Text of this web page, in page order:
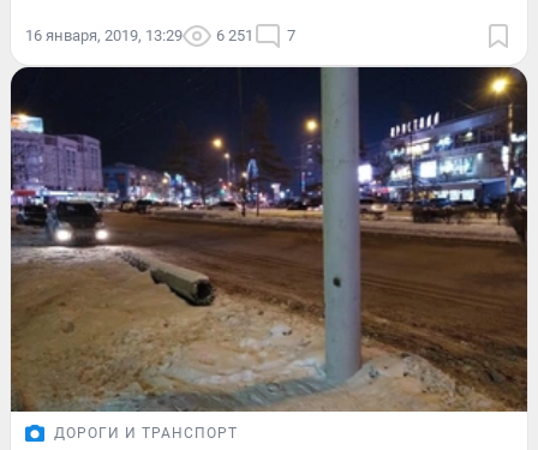
16 января, 2019, 13:29 6 251 7
ДОРОГИ И ТРАНСПОРТ